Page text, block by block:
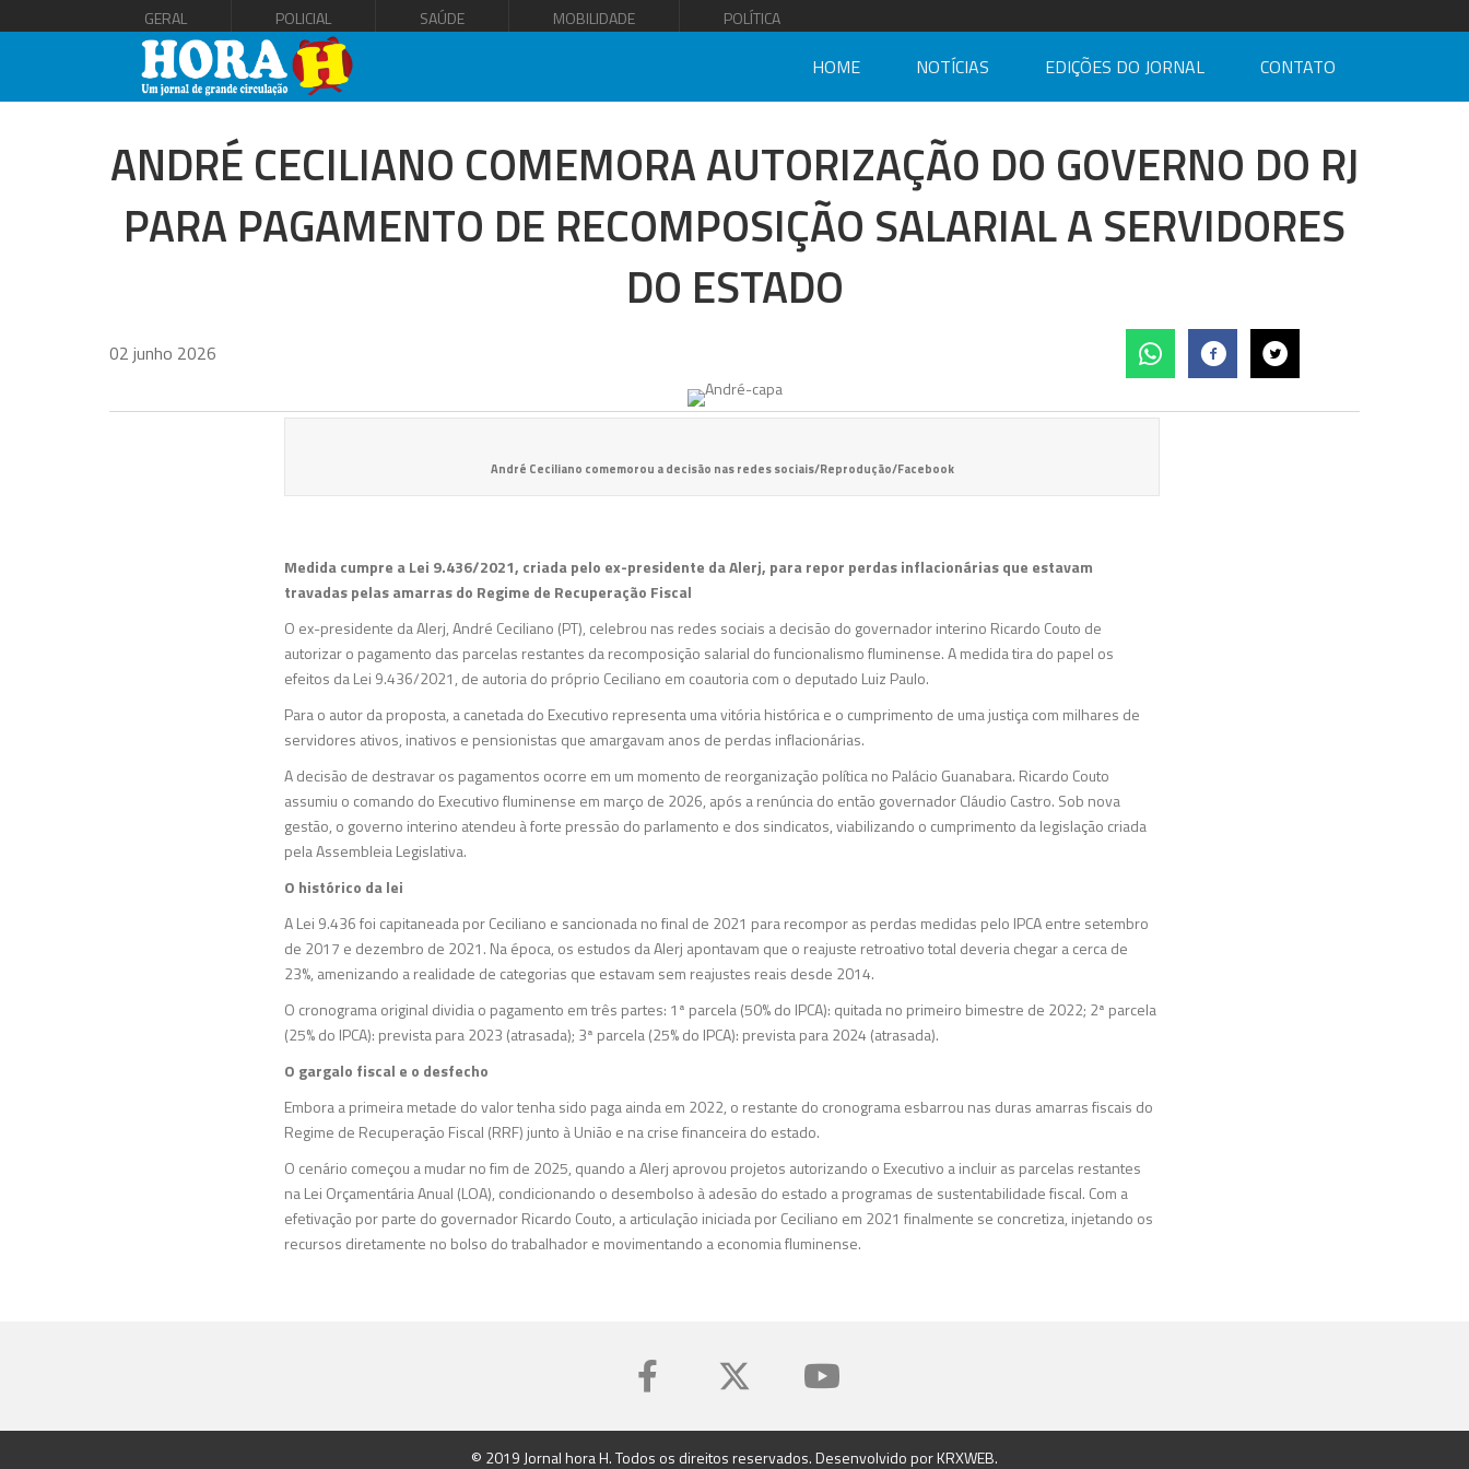
GERAL POLICIAL SAÚDE MOBILIDADE POLÍTICA
HOME NOTÍCIAS EDIÇÕES DO JORNAL CONTATO
ANDRÉ CECILIANO COMEMORA AUTORIZAÇÃO DO GOVERNO DO RJ
PARA PAGAMENTO DE RECOMPOSIÇÃO SALARIAL A SERVIDORES
DO ESTADO
02 junho 2026
André Ceciliano comemorou a decisão nas redes sociais/Reprodução/Facebook
Medida cumpre a Lei 9.436/2021, criada pelo ex-presidente da Alerj, para repor perdas inflacionárias que estavam
travadas pelas amarras do Regime de Recuperação Fiscal
O ex-presidente da Alerj, André Ceciliano (PT), celebrou nas redes sociais a decisão do governador interino Ricardo Couto de
autorizar o pagamento das parcelas restantes da recomposição salarial do funcionalismo fluminense. A medida tira do papel os
efeitos da Lei 9.436/2021, de autoria do próprio Ceciliano em coautoria com o deputado Luiz Paulo.
Para o autor da proposta, a canetada do Executivo representa uma vitória histórica e o cumprimento de uma justiça com milhares de
servidores ativos, inativos e pensionistas que amargavam anos de perdas inflacionárias.
A decisão de destravar os pagamentos ocorre em um momento de reorganização política no Palácio Guanabara. Ricardo Couto
assumiu o comando do Executivo fluminense em março de 2026, após a renúncia do então governador Cláudio Castro. Sob nova
gestão, o governo interino atendeu à forte pressão do parlamento e dos sindicatos, viabilizando o cumprimento da legislação criada
pela Assembleia Legislativa.
O histórico da lei
A Lei 9.436 foi capitaneada por Ceciliano e sancionada no final de 2021 para recompor as perdas medidas pelo IPCA entre setembro
de 2017 e dezembro de 2021. Na época, os estudos da Alerj apontavam que o reajuste retroativo total deveria chegar a cerca de
23%, amenizando a realidade de categorias que estavam sem reajustes reais desde 2014.
O cronograma original dividia o pagamento em três partes: 1ª parcela (50% do IPCA): quitada no primeiro bimestre de 2022; 2ª parcela
(25% do IPCA): prevista para 2023 (atrasada); 3ª parcela (25% do IPCA): prevista para 2024 (atrasada).
O gargalo fiscal e o desfecho
Embora a primeira metade do valor tenha sido paga ainda em 2022, o restante do cronograma esbarrou nas duras amarras fiscais do
Regime de Recuperação Fiscal (RRF) junto à União e na crise financeira do estado.
O cenário começou a mudar no fim de 2025, quando a Alerj aprovou projetos autorizando o Executivo a incluir as parcelas restantes
na Lei Orçamentária Anual (LOA), condicionando o desembolso à adesão do estado a programas de sustentabilidade fiscal. Com a
efetivação por parte do governador Ricardo Couto, a articulação iniciada por Ceciliano em 2021 finalmente se concretiza, injetando os
recursos diretamente no bolso do trabalhador e movimentando a economia fluminense.
© 2019 Jornal hora H. Todos os direitos reservados. Desenvolvido porKRXWEB.